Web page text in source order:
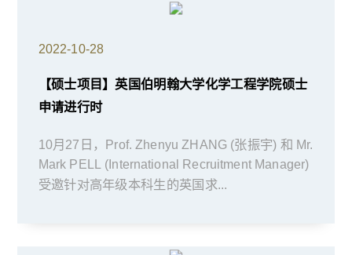
2022-10-28
【硕士项目】英国伯明翰大学化学工程学院硕士
申请进行时
10月27日，Prof. Zhenyu ZHANG (张振宇) 和 Mr.
Mark PELL (International Recruitment Manager)
受邀针对高年级本科生的英国求...